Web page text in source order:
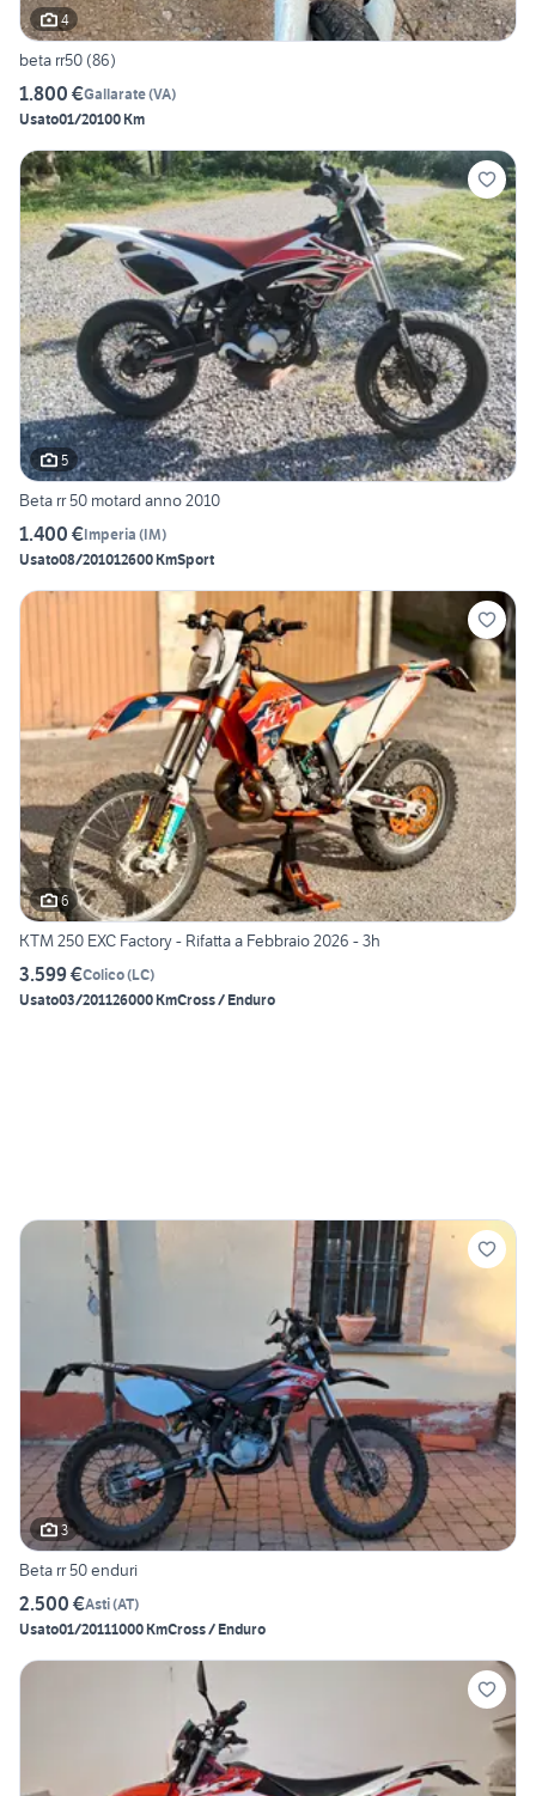
4
beta rr50 (86)
1.800 €Gallarate(VA)
Usato01/20100 Km
5
Beta rr 50 motard anno 2010
1.400 €Imperia (IM)
Usato08/201012600 KmSport
6
KTM 250 EXC Factory - Rifatta a Febbraio 2026 - 3h
3.599 €Colico(LC)
Usato03/201126000 KmCross / Enduro
3
Beta rr 50 enduri
2.500 €Asti(AT)
Usato01/20111000 KmCross / Enduro